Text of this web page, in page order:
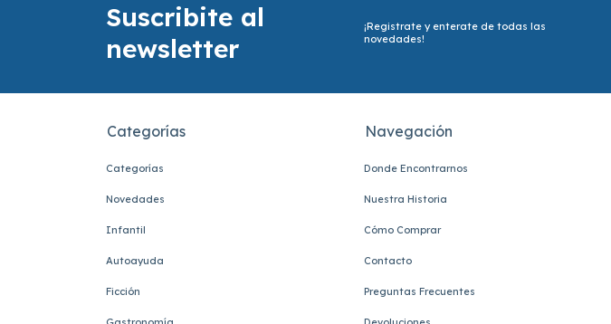
Suscribite al
newsletter
¡Registrate y enterate de todas las
novedades!
Categorías
Categorías
Novedades
Infantil
Autoayuda
Ficción
Navegación
Donde Encontrarnos
Nuestra Historia
Cómo Comprar
Contacto
Preguntas Frecuentes